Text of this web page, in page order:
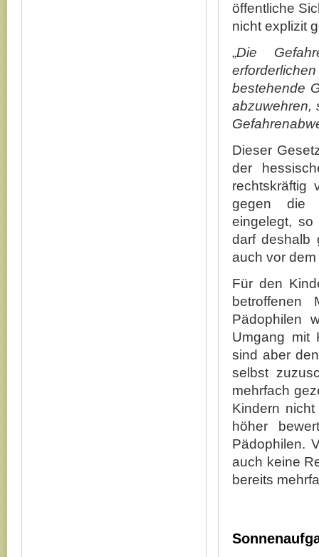
öffentliche
nicht explizit
„Die
bestehende
abzuwehren,
Dieser
der
rechtskräftig
gegen die
eingelegt,
darf deshalb
auch vor
Für den
Pädophilen
Umgang mit
sind aber
selbst
mehrfach
Kindern
höher
Pädophilen.
auch keine
bereits